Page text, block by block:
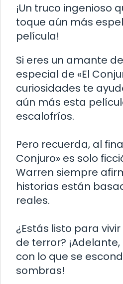
¡Un truco ingenioso
toque aún más
película!
Si eres un amante
especial de «El
curiosidades te
aún más esta
escalofríos.
Pero recuerda, al
Conjuro» es solo
Warren siempre
historias están
reales.
¿Estás listo para
de terror?
con lo que se
sombras!